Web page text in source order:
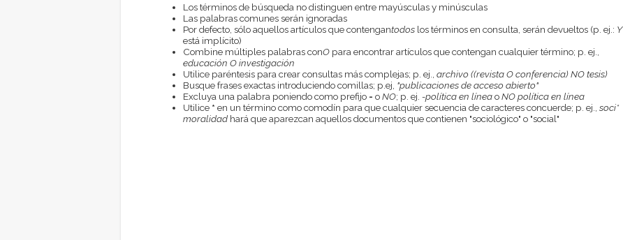
Los términos de búsqueda no distinguen entre mayúsculas y minúsculas
Las palabras comunes serán ignoradas
Por defecto, sólo aquellos artículos que contengantodoslos términos en consulta, serán devueltos (p. ej.: Y
está implícito)
Combine múltiples palabras conOpara encontrar artículos que contengan cualquier término; p. ej.,
educación O investigación
Utilice paréntesis para crear consultas más complejas; p. ej., archivo ((revista O conferencia) NO tesis)
Busque frases exactas introduciendo comillas; p.ej, "publicaciones de acceso abierto"
Excluya una palabra poniendo como prefijo - oNO; p. ej. -política en líneaoNO política en línea
Utilice * en un término como comodín para que cualquier secuencia de caracteres concuerde; p. ej., soci*
moralidadhará que aparezcan aquellos documentos que contienen "sociológico" o "social"